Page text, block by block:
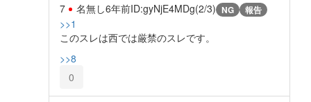
7 名無し6年前ID:gyNjE4MDg(2/3) NG 報告
>>1
このスレは西では厳禁のスレです。
>>8
0